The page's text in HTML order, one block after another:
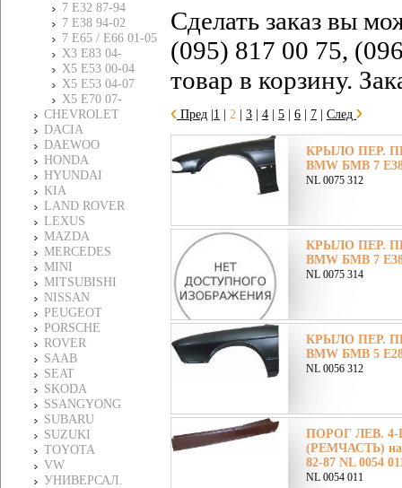
7 E32 87-94
7 E38 94-02
7 E65 / E66 01-05
X3 E83 04-
X5 E53 00-04
X5 E53 04-07
X5 E70 07-
CHEVROLET
DACIA
DAEWOO
HONDA
HYUNDAI
KIA
LAND ROVER
LEXUS
MAZDA
MERCEDES
MINI
MITSUBISHI
NISSAN
PEUGEOT
PORSCHE
ROVER
SAAB
SEAT
SKODA
SSANGYONG
SUBARU
SUZUKI
TOYOTA
VW
УНИВЕРСАЛ.
Сделать заказ вы
(095) 817 00 75,
товар в корзину.
Пред 1 2 3 4 5 6 7 След
КРЫЛО ПЕР.
BMW БМВ 7 E38
NL 0075 312
КРЫЛО ПЕР.
BMW БМВ 7 E38
NL 0075 314
КРЫЛО ПЕР.
BMW БМВ 5 E28
NL 0056 312
ПОРОГ ЛЕВ. 4-
(РЕМЧАСТЬ) на
82-87 NL 0054
NL 0054 011